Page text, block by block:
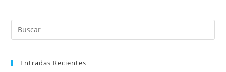
Entradas Recientes